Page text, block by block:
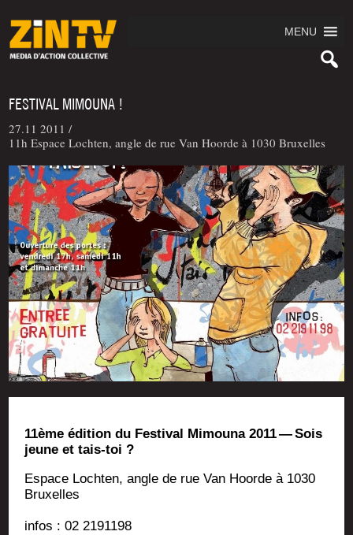
MENU
FESTIVAL MIMOUNA !
27.11 2011 /
11h Espace Lochten, angle de rue Van Hoorde à 1030 Bruxelles
11ème édi­tion du Fes­ti­val Mimou­na 2011 — Sois
jeune et tais-toi ?
Espace Loch­ten, angle de rue Van Hoorde à 1030
Bruxelles
infos : 02 2191198